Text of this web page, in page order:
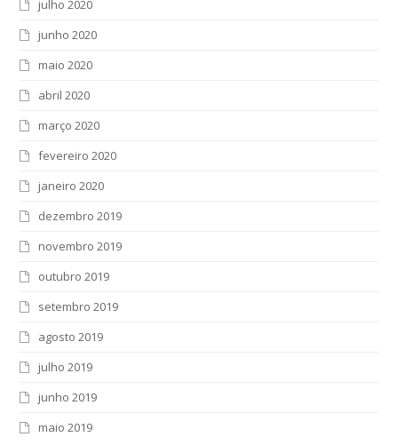
julho 2020
junho 2020
maio 2020
abril 2020
março 2020
fevereiro 2020
janeiro 2020
dezembro 2019
novembro 2019
outubro 2019
setembro 2019
agosto 2019
julho 2019
junho 2019
maio 2019